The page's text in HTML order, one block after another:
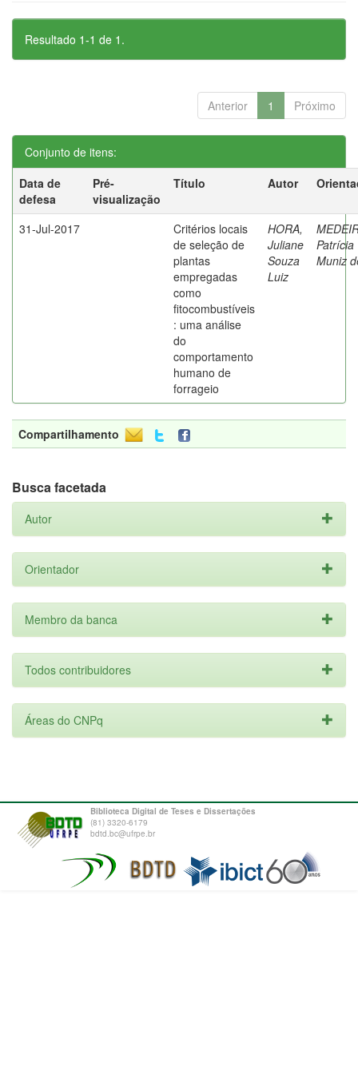
Resultado 1-1 de 1.
Anterior 1 Próximo
Conjunto de itens:
Data de
defesa
Pré-
visualização
Título Autor
31-Jul-2017
Critérios locais
de seleção de
plantas
empregadas
como
fitocombustíveis
: uma análise
do
comportamento
humano de
forrageio
HORA,
Juliane
Souza
Luiz
Patrícia
Muniz
Compartilhamento
Busca facetada
Autor
Orientador
Membro da banca
Todos contribuidores
Áreas do CNPq
Biblioteca Digital de Teses e Dissertações
(81) 3320-6179
bdtd.bc@ufrpe.br